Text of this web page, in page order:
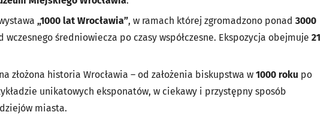
„1000 lat Wrocławia”, w ramach której zgromadzono ponad 3000
średniowiecza po czasy współczesne. Ekspozycja obejmuje 21
złożona historia Wrocławia – od założenia biskupstwa w 1000 roku po
unikatowych eksponatów, w ciekawy i przystępny sposób
miasta.